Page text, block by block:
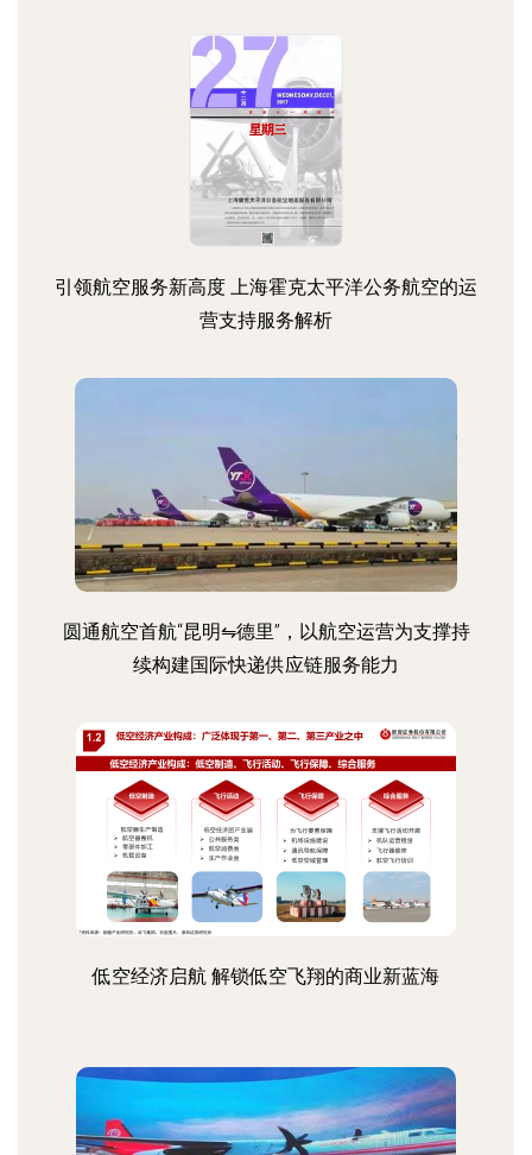
引领航空服务新高度 上海霍克太平洋公务航空的运
营支持服务解析
圆通航空首航“昆明⇋德里”，以航空运营为支撑持
续构建国际快递供应链服务能力
低空经济启航 解锁低空飞翔的商业新蓝海